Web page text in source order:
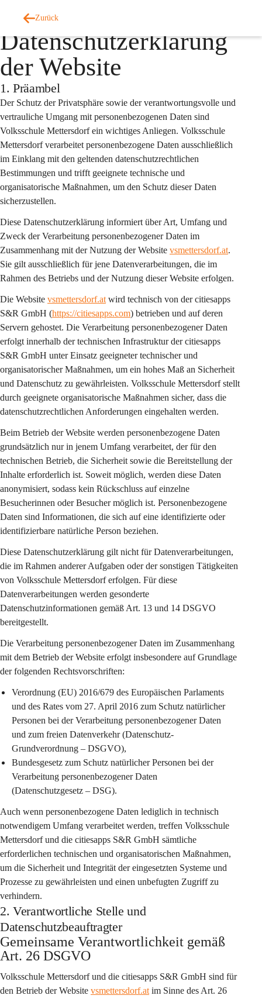
Zurück
Datenschutzerklärung
der Website
1. Präambel
Der Schutz der Privatsphäre sowie der verantwortungsvolle und
vertrauliche Umgang mit personenbezogenen Daten sind
Volksschule Mettersdorf ein wichtiges Anliegen. Volksschule
Mettersdorf verarbeitet personenbezogene Daten ausschließlich
im Einklang mit den geltenden datenschutzrechtlichen
Bestimmungen und trifft geeignete technische und
organisatorische Maßnahmen, um den Schutz dieser Daten
sicherzustellen.
Diese Datenschutzerklärung informiert über Art, Umfang und
Zweck der Verarbeitung personenbezogener Daten im
Zusammenhang mit der Nutzung der Website vsmettersdorf.at.
Sie gilt ausschließlich für jene Datenverarbeitungen, die im
Rahmen des Betriebs und der Nutzung dieser Website erfolgen.
Die Website vsmettersdorf.at wird technisch von der citiesapps
S&R GmbH (https://citiesapps.com) betrieben und auf deren
Servern gehostet. Die Verarbeitung personenbezogener Daten
erfolgt innerhalb der technischen Infrastruktur der citiesapps
S&R GmbH unter Einsatz geeigneter technischer und
organisatorischer Maßnahmen, um ein hohes Maß an Sicherheit
und Datenschutz zu gewährleisten. Volksschule Mettersdorf stellt
durch geeignete organisatorische Maßnahmen sicher, dass die
datenschutzrechtlichen Anforderungen eingehalten werden.
Beim Betrieb der Website werden personenbezogene Daten
grundsätzlich nur in jenem Umfang verarbeitet, der für den
technischen Betrieb, die Sicherheit sowie die Bereitstellung der
Inhalte erforderlich ist. Soweit möglich, werden diese Daten
anonymisiert, sodass kein Rückschluss auf einzelne
Besucherinnen oder Besucher möglich ist. Personenbezogene
Daten sind Informationen, die sich auf eine identifizierte oder
identifizierbare natürliche Person beziehen.
Diese Datenschutzerklärung gilt nicht für Datenverarbeitungen,
die im Rahmen anderer Aufgaben oder der sonstigen Tätigkeiten
von Volksschule Mettersdorf erfolgen. Für diese
Datenverarbeitungen werden gesonderte
Datenschutzinformationen gemäß Art. 13 und 14 DSGVO
bereitgestellt.
Die Verarbeitung personenbezogener Daten im Zusammenhang
mit dem Betrieb der Website erfolgt insbesondere auf Grundlage
der folgenden Rechtsvorschriften:
Verordnung (EU) 2016/679 des Europäischen Parlaments
und des Rates vom 27. April 2016 zum Schutz natürlicher
Personen bei der Verarbeitung personenbezogener Daten
und zum freien Datenverkehr (Datenschutz-
Grundverordnung – DSGVO),
Bundesgesetz zum Schutz natürlicher Personen bei der
Verarbeitung personenbezogener Daten
(Datenschutzgesetz – DSG).
Auch wenn personenbezogene Daten lediglich in technisch
notwendigem Umfang verarbeitet werden, treffen Volksschule
Mettersdorf und die citiesapps S&R GmbH sämtliche
erforderlichen technischen und organisatorischen Maßnahmen,
um die Sicherheit und Integrität der eingesetzten Systeme und
Prozesse zu gewährleisten und einen unbefugten Zugriff zu
verhindern.
2. Verantwortliche Stelle und
Datenschutzbeauftragter
Gemeinsame Verantwortlichkeit gemäß
Art. 26 DSGVO
Volksschule Mettersdorf und die citiesapps S&R GmbH sind für
den Betrieb der Website vsmettersdorf.at im Sinne des Art. 26